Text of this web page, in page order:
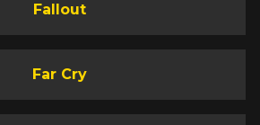
Fallout
Far Cry